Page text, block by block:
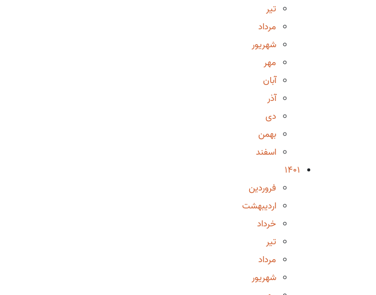
تیر
مرداد
شهریور
مهر
آبان
آذر
دی
بهمن
اسفند
1401
فروردین
اردیبهشت
خرداد
تیر
مرداد
شهریور